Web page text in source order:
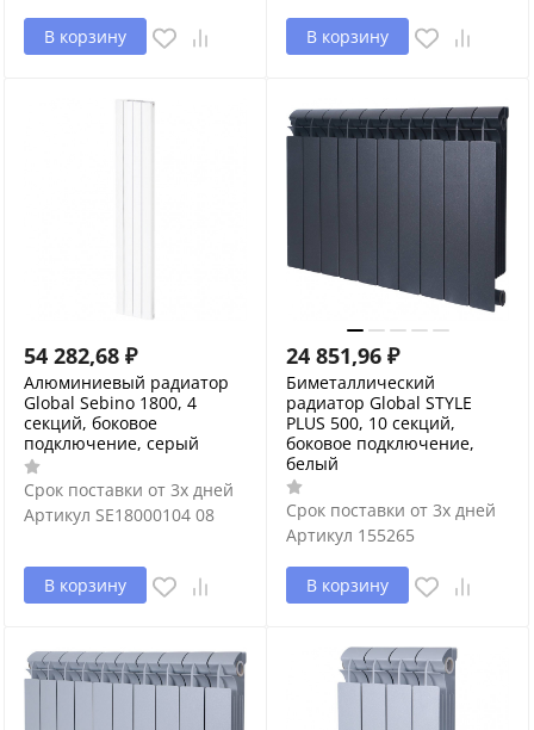
В корзину В корзину
54 282,68 ₽
Алюминиевый радиатор
Global Sebino 1800, 4
секций, боковое
подключение, серый
Срок поставки от 3х дней
Артикул SE18000104 08
В корзину
24 851,96 ₽
Биметаллический
радиатор Global STYLE
PLUS 500, 10 секций,
боковое подключение,
белый
Срок поставки от 3х дней
Артикул 155265
В корзину